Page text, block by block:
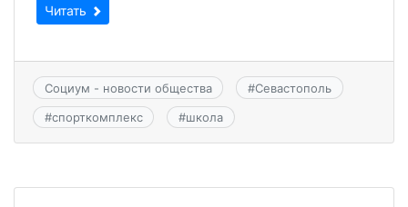
Читать
Социум - новости общества #Севастополь
#спорткомплекс #школа